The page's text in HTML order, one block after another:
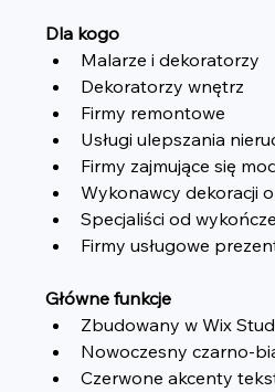
Dla kogo
Malarze i dekoratorzy
Dekoratorzy wnętrz
Firmy remontowe
Usługi ulepszania
Firmy zajmujące się
Wykonawcy dekoracji
Specjaliści od
Firmy usługowe
Główne funkcje
Zbudowany w Wix
Nowoczesny czarno-
Czerwone akcenty